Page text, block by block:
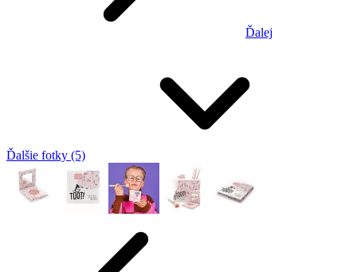
Ďalej
Ďalšie fotky (5)